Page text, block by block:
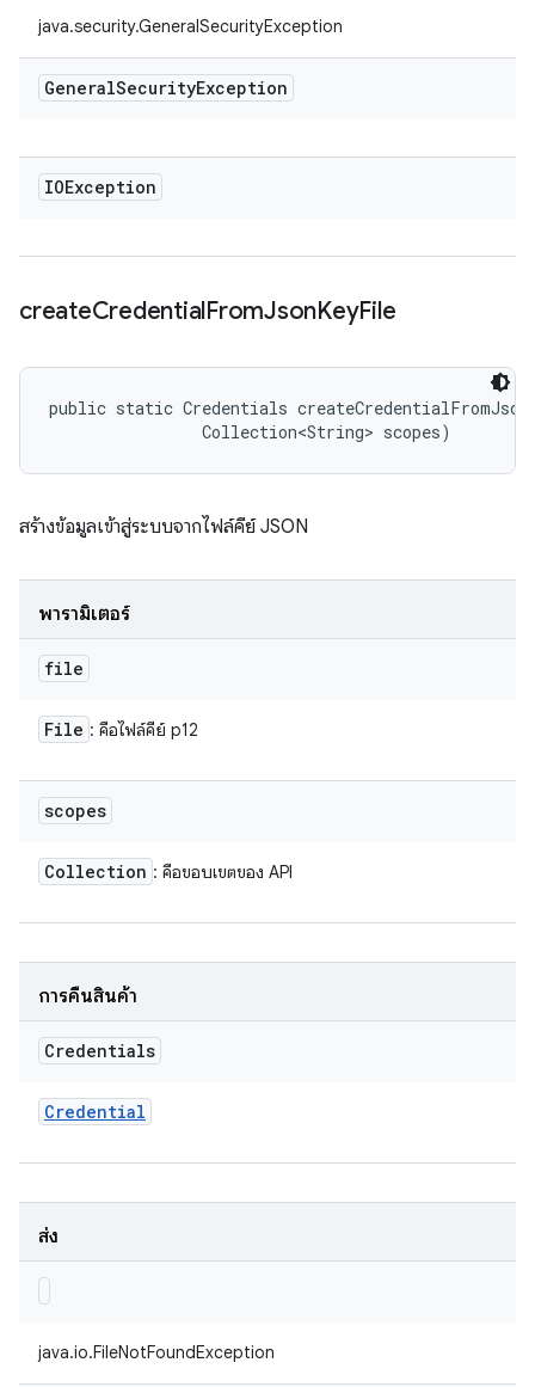
java.security.GeneralSecurityException
GeneralSecurityException
IOException
createCredentialFromJsonKeyFile
public static Credentials
                Collection<String> scopes)
สร้างข้อมูลเข้าสู่ระบบจากไฟล์คีย์ JSON
พารามิเตอร์
file
File : คือไฟล์คีย์ p12
scopes
Collection : คือขอบเขตของ API
การคืนสินค้า
Credentials
Credential
ส่ง
java.io.FileNotFoundException